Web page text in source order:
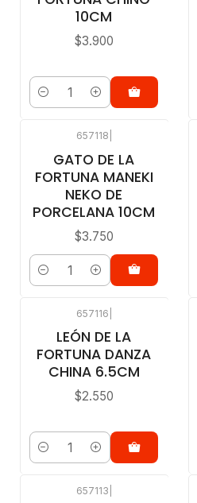
10CM
$3.900
Cantidad
657118
GATO DE LA
FORTUNA MANEKI
NEKO DE
PORCELANA 10CM
$3.750
Cantidad
657116
LEÓN DE LA
FORTUNA DANZA
CHINA 6.5CM
$2.550
Cantidad
657113